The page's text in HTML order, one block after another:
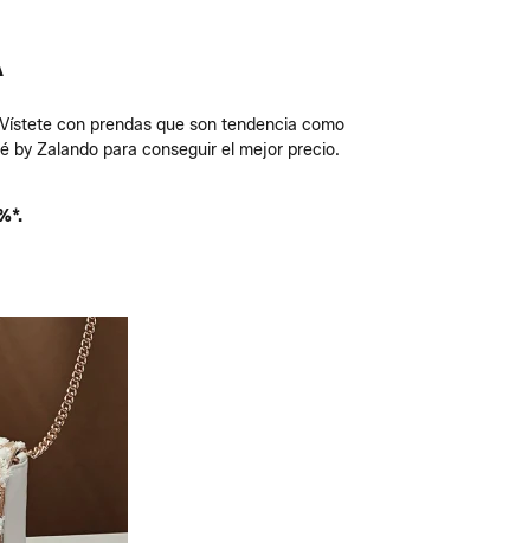
con prendas que son tendencia como
by Zalando para conseguir el mejor precio.